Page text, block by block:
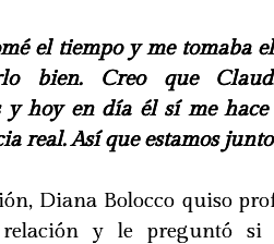
el tiempo y me tomaba
bien. Creo que
y hoy en día él sí me
real. Así que estamos
Diana Bolocco quiso
y le preguntó si